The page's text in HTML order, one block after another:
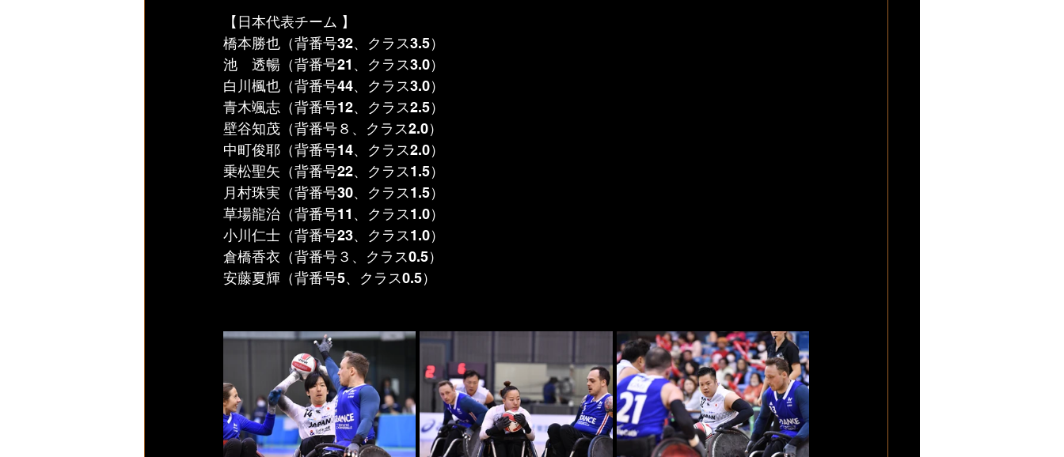
【日本代表チーム 】
橋本勝也（背番号32、クラス3.5）
池　透暢（背番号21、クラス3.0）
白川楓也（背番号44、クラス3.0）
青木颯志（背番号12、クラス2.5）
壁谷知茂（背番号８、クラス2.0）
中町俊耶（背番号14、クラス2.0）
乗松聖矢（背番号22、クラス1.5）
月村珠実（背番号30、クラス1.5）
草場龍治（背番号11、クラス1.0）
小川仁士（背番号23、クラス1.0）
倉橋香衣（背番号３、クラス0.5）
安藤夏輝（背番号5、クラス0.5）